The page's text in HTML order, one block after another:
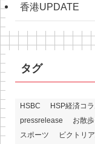
香港UPDATE
タグ
HSBC HSP経済コ
pressrelease
お散
スポーツ
ビクトリ